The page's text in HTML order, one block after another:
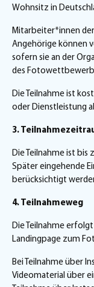
Wohnsitz in
Mitarbeiter*innen der
Angehörige können
sofern sie an der
des
Die Teilnahme ist
oder Dienstleistung
3.
Die Teilnahme ist bis
Später eingehende
berücksichtigt
4. Teilnahmeweg
Die Teilnahme
Landingpage zum
Bei Teilnahme über
Videomaterial über